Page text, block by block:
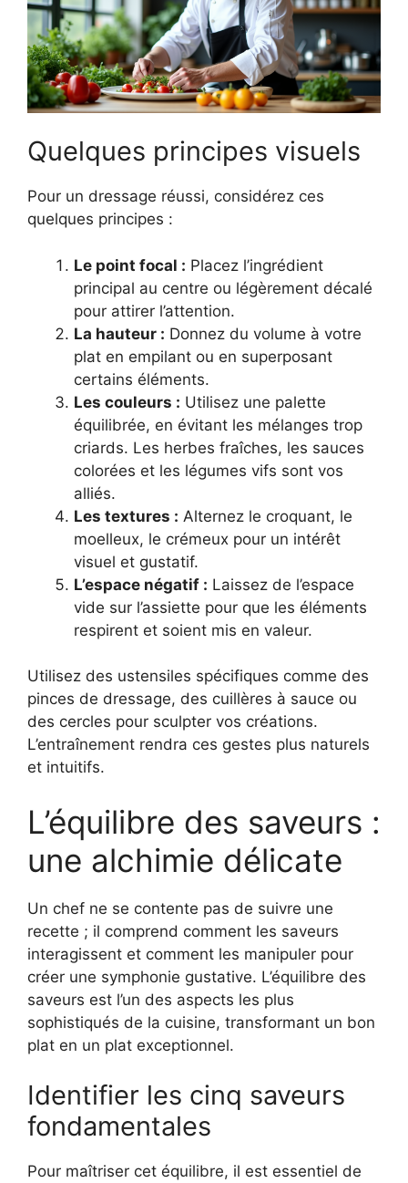
Quelques principes visuels
Pour un dressage réussi, considérez ces
quelques principes :
Le point focal : Placez l’ingrédient
principal au centre ou légèrement décalé
pour attirer l’attention.
La hauteur : Donnez du volume à votre
plat en empilant ou en superposant
certains éléments.
Les couleurs : Utilisez une palette
équilibrée, en évitant les mélanges trop
criards. Les herbes fraîches, les sauces
colorées et les légumes vifs sont vos
alliés.
Les textures : Alternez le croquant, le
moelleux, le crémeux pour un intérêt
visuel et gustatif.
L’espace négatif : Laissez de l’espace
vide sur l’assiette pour que les éléments
respirent et soient mis en valeur.
Utilisez des ustensiles spécifiques comme des
pinces de dressage, des cuillères à sauce ou
des cercles pour sculpter vos créations.
L’entraînement rendra ces gestes plus naturels
et intuitifs.
L’équilibre des saveurs :
une alchimie délicate
Un chef ne se contente pas de suivre une
recette ; il comprend comment les saveurs
interagissent et comment les manipuler pour
créer une symphonie gustative. L’équilibre des
saveurs est l’un des aspects les plus
sophistiqués de la cuisine, transformant un bon
plat en un plat exceptionnel.
Identifier les cinq saveurs
fondamentales
Pour maîtriser cet équilibre, il est essentiel de